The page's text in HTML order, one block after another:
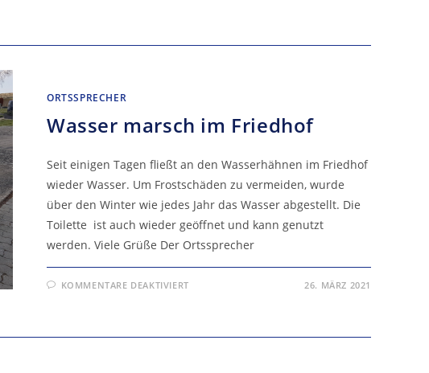
ORTSSPRECHER
Wasser marsch im Friedhof
Seit einigen Tagen fließt an den Wasserhähnen im Friedhof
wieder Wasser. Um Frostschäden zu vermeiden, wurde
über den Winter wie jedes Jahr das Wasser abgestellt. Die
Toilette ist auch wieder geöffnet und kann genutzt
werden. Viele Grüße Der Ortssprecher
KOMMENTARE DEAKTIVIERTFÜR 26. MÄRZ 2021